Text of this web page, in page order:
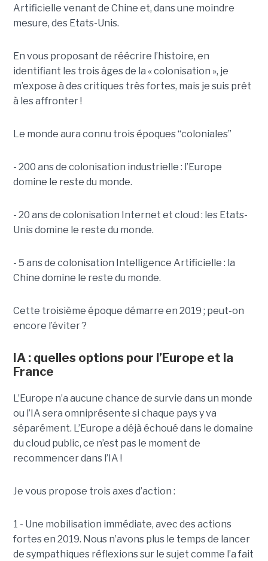
Artificielle venant de Chine et, dans une moindre
mesure, des Etats-Unis.
En vous proposant de réécrire l’histoire, en
identifiant les trois âges de la « colonisation », je
m’expose à des critiques très fortes, mais je suis prêt
à les affronter !
Le monde aura connu trois époques “coloniales”
- 200 ans de colonisation industrielle : l’Europe
domine le reste du monde.
- 20 ans de colonisation Internet et cloud : les Etats-
Unis domine le reste du monde.
- 5 ans de colonisation Intelligence Artificielle : la
Chine domine le reste du monde.
Cette troisième époque démarre en 2019 ; peut-on
encore l’éviter ?
IA : quelles options pour l’Europe et la
France
L’Europe n’a aucune chance de survie dans un monde
ou l’IA sera omniprésente si chaque pays y va
séparément. L’Europe a déjà échoué dans le domaine
du cloud public, ce n’est pas le moment de
recommencer dans l’IA !
Je vous propose trois axes d’action :
1 - Une mobilisation immédiate, avec des actions
fortes en 2019. Nous n’avons plus le temps de lancer
de sympathiques réflexions sur le sujet comme l’a fait